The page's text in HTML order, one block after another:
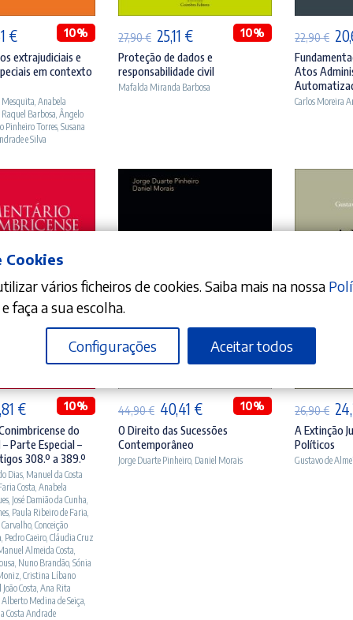
€.
€O
preço
atual
é:
21,51 €.
10%
extrajudiciais e
em contexto
Mesquita,Anabela
Barbosa,Ângelo
Pinheiro Torres,Susana
e Silva
27,90€ O
preço
original
25,11 €O
preço
atual
10%
Proteção de dados e
responsabilidade civil
Mafalda Miranda Barbosa
22,90€ O
Atos
Carlos Moreira
€.
€O
preço
atual
é:
99,81 €.
10%
do
Parte Especial –
308.º a 389.º
Dias, Manuel da Costa
Costa,Anabela
, José Damião da Cunha,
, Paula Ribeiro de Faria,
,Conceição
, Pedro Caeiro,Cláudia Cruz
Almeida Costa,
, Nuno Brandão,Sónia
,Cristina Líbano
Costa,Ana Rita
Medina de Seiça,
Costa Andrade
ADICIONAR
44,90€ O
preço
original
40,41 €O
preço
10%
O Direito das Sucessões
Contemporâneo
Jorge Duarte Pinheiro, Daniel Morais
26,90€ O
A Extinção
Políticos
Gustavo de
Cookies
vários ficheiros de cookies. Saiba mais na nossa
e faça a sua escolha.
Configurações Aceitar todos